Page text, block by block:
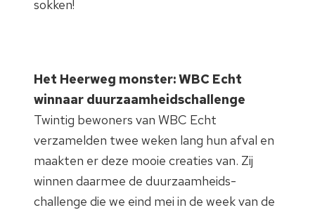
sokken!
Het Heerweg monster: WBC Echt
winnaar duurzaamheidschallenge
Twintig bewoners van WBC Echt
verzamelden twee weken lang hun afval en
maakten er deze mooie creaties van. Zij
winnen daarmee de duurzaamheids-
challenge die we eind mei in de week van de